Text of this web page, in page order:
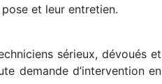
et leur entretien.
sérieux, dévoués et
demande d’intervention en